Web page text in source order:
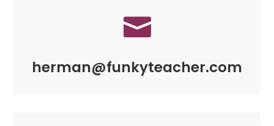

herman@funkyteacher.com